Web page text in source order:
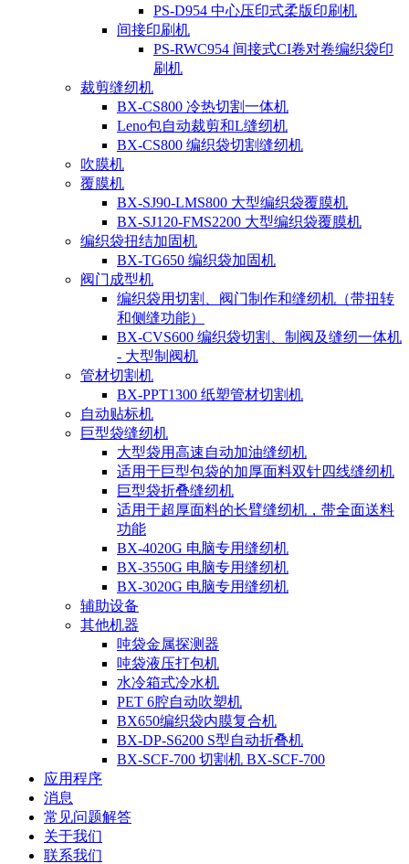
PS-D954 中心压印式柔版印刷机
间接印刷机
PS-RWC954 间接式CI卷对卷编织袋印
刷机
裁剪缝纫机
BX-CS800 冷热切割一体机
Leno包自动裁剪和L缝纫机
BX-CS800 编织袋切割缝纫机
吹膜机
覆膜机
BX-SJ90-LMS800 大型编织袋覆膜机
BX-SJ120-FMS2200 大型编织袋覆膜机
编织袋扭结加固机
BX-TG650 编织袋加固机
阀门成型机
编织袋用切割、阀门制作和缝纫机（带扭转
和侧缝功能）
BX-CVS600 编织袋切割、制阀及缝纫一体机
- 大型制阀机
管材切割机
BX-PPT1300 纸塑管材切割机
自动贴标机
巨型袋缝纫机
大型袋用高速自动加油缝纫机
适用于巨型包袋的加厚面料双针四线缝纫机
巨型袋折叠缝纫机
适用于超厚面料的长臂缝纫机，带全面送料
功能
BX-4020G 电脑专用缝纫机
BX-3550G 电脑专用缝纫机
BX-3020G 电脑专用缝纫机
辅助设备
其他机器
吨袋金属探测器
吨袋液压打包机
水冷箱式冷水机
PET 6腔自动吹塑机
BX650编织袋内膜复合机
BX-DP-S6200 S型自动折叠机
BX-SCF-700 切割机 BX-SCF-700
应用程序
消息
常见问题解答
关于我们
联系我们